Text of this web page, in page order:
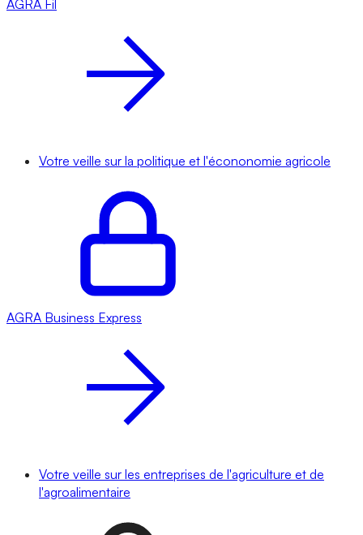
AGRA Fil
Votre veille sur la politique et l'écononomie agricole
AGRA Business Express
Votre veille sur les entreprises de l'agriculture et de
l'agroalimentaire